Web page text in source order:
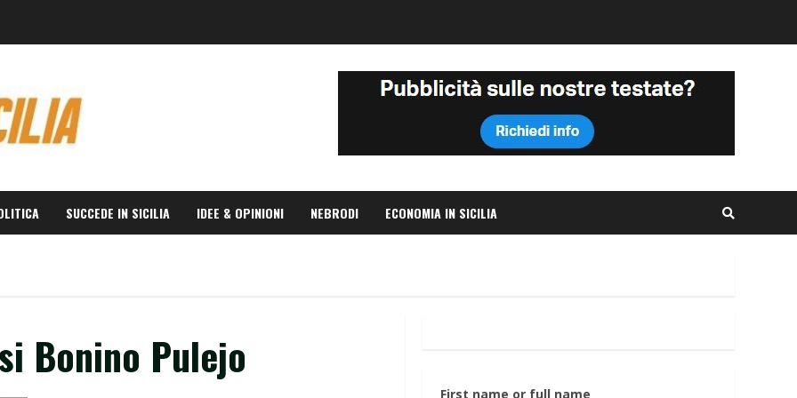
SUCCEDE IN SICILIA IDEE & OPINIONI NEBRODI ECONOMIA IN SICILIA
Bonino Pulejo
First name or full name